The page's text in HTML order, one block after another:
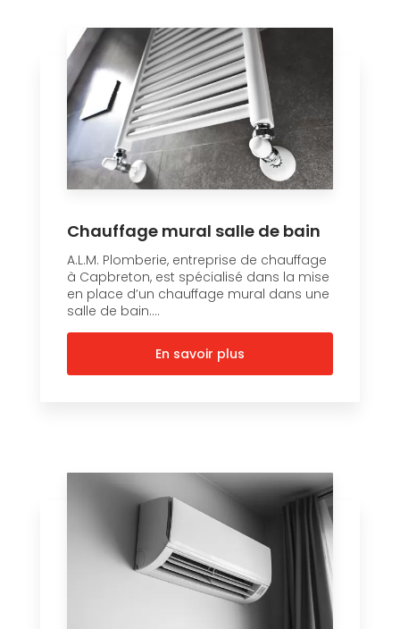
Chauffage mural salle de bain
A.L.M. Plomberie, entreprise de chauffage
à Capbreton, est spécialisé dans la mise
en place d’un chauffage mural dans une
salle de bain....
En savoir plus